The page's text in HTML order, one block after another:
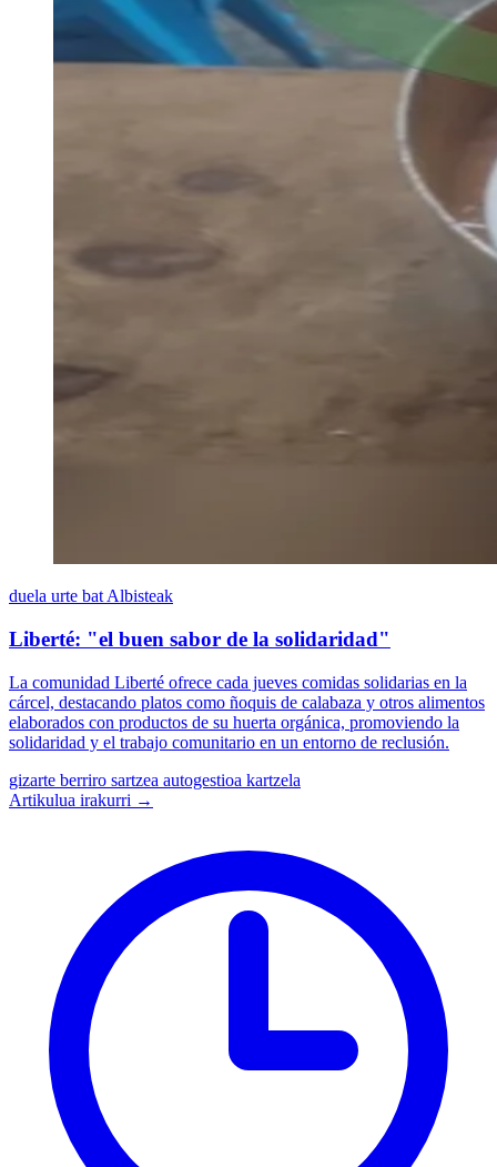
duela urte bat Albisteak
Liberté: "el buen sabor de la solidaridad"
La comunidad Liberté ofrece cada jueves comidas solidarias en la
cárcel, destacando platos como ñoquis de calabaza y otros alimentos
elaborados con productos de su huerta orgánica, promoviendo la
solidaridad y el trabajo comunitario en un entorno de reclusión.
gizarte berriro sartzea autogestioa kartzela
Artikulua irakurri →